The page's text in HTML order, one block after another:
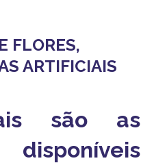
FLORES,
ARTIFICIAIS
são as